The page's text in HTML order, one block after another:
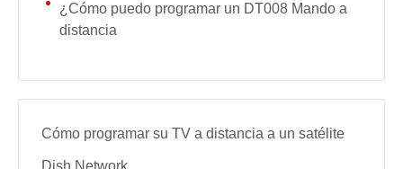
¿Cómo puedo programar un DT008 Mando a
distancia
Cómo programar su TV a distancia a un satélite
Dish Network